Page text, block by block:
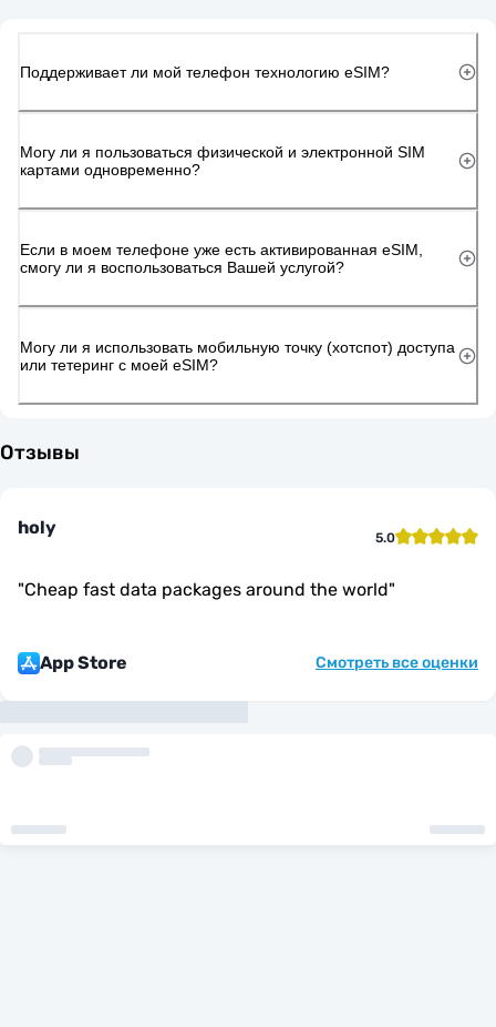
Поддерживает ли мой телефон технологию eSIM?
Могу ли я пользоваться физической и электронной SIM
картами одновременно?
Если в моем телефоне уже есть активированная eSIM,
смогу ли я воспользоваться Вашей услугой?
Могу ли я использовать мобильную точку (хотспот) доступа
или тетеринг с моей eSIM?
Отзывы
holy 5.0
"Cheap fast data packages around the world"
App Store Смотреть все оценки